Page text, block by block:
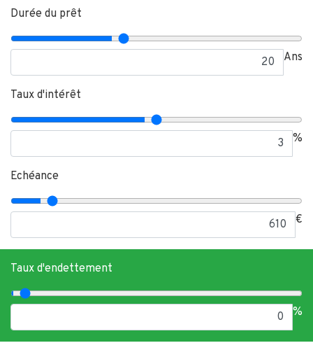
Durée du prêt
Ans
Taux d'intérêt
%
Echéance
€
Taux d'endettement
%